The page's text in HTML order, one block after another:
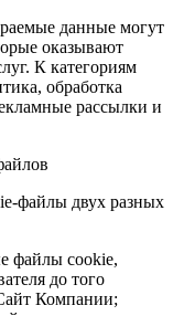
данные могут
оказывают
К категориям
обработка
рассылки и
файлы двух разных
файлы cookie,
до того
Компании;